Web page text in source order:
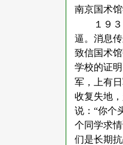
南京国术
１９
逼。消息
致信国术
学校的证
军，上有
收复失地
说：“你个
个同学求
们是长期